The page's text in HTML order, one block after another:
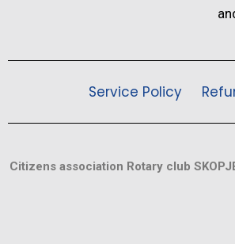
Service Policy
Citizens association Rotary club